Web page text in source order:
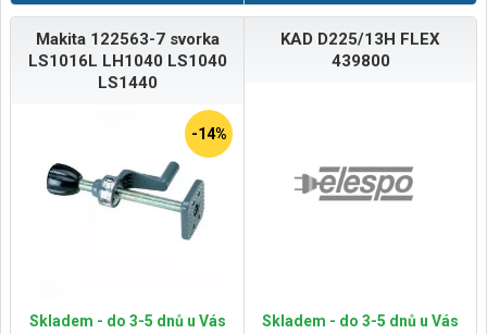
Makita 122563-7 svorka
LS1016L LH1040 LS1040
LS1440
-14%
Skladem - do 3-5 dnů u Vás
KAD D225/13H FLEX
439800
Skladem - do 3-5 dnů u Vás